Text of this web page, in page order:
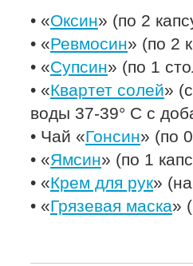
• «Оксин» (по 2
• «Ревмосин» (по 2
• «Супсин» (по 1
• «Квартет солей»
воды 37-39° С с
• Чай «Гонсин» (по
• «Ямсин» (по 1
• «Крем для рук»
• «Грязевая маска»